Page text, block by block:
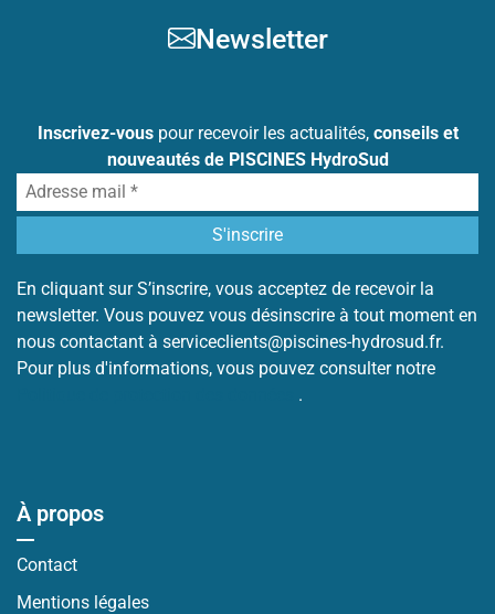
Newsletter
Inscrivez-vouspour recevoir les actualités, conseils et
nouveautés de PISCINES HydroSud
En cliquant sur S’inscrire, vous acceptez de recevoir la
newsletter. Vous pouvez vous désinscrire à tout moment en
nous contactant à serviceclients@piscines-hydrosud.fr.
Pour plus d'informations, vous pouvez consulter notre
.
À propos
Contact
Mentions légales